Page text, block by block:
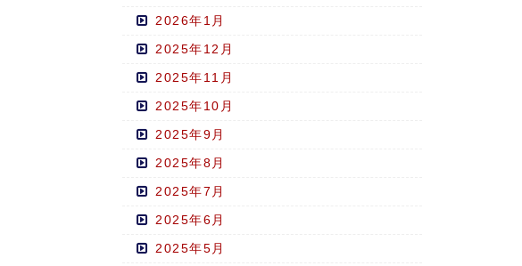
2026年1月
2025年12月
2025年11月
2025年10月
2025年9月
2025年8月
2025年7月
2025年6月
2025年5月